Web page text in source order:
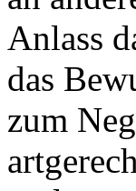
Anlass
das
zum